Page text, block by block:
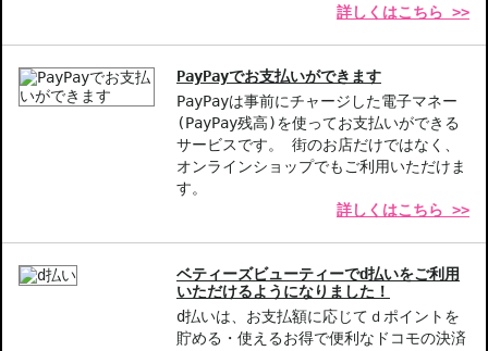
自然なメイクを楽しみたい方
肌に優しい化粧品を探している方
JAN/UPC：3348901550819
詳しくはこちら >>
PayPayでお支払いができます
PayPayは事前にチャージした電子マネー
(PayPay残高)を使ってお支払いができる
サービスです。 街のお店だけではなく、
オンラインショップでもご利用いただけま
す。
詳しくはこちら >>
ベティーズビューティーでd払いをご利用
いただけるようになりました！
d払いは、お支払額に応じてｄポイントを
貯める・使えるお得で便利なドコモの決済